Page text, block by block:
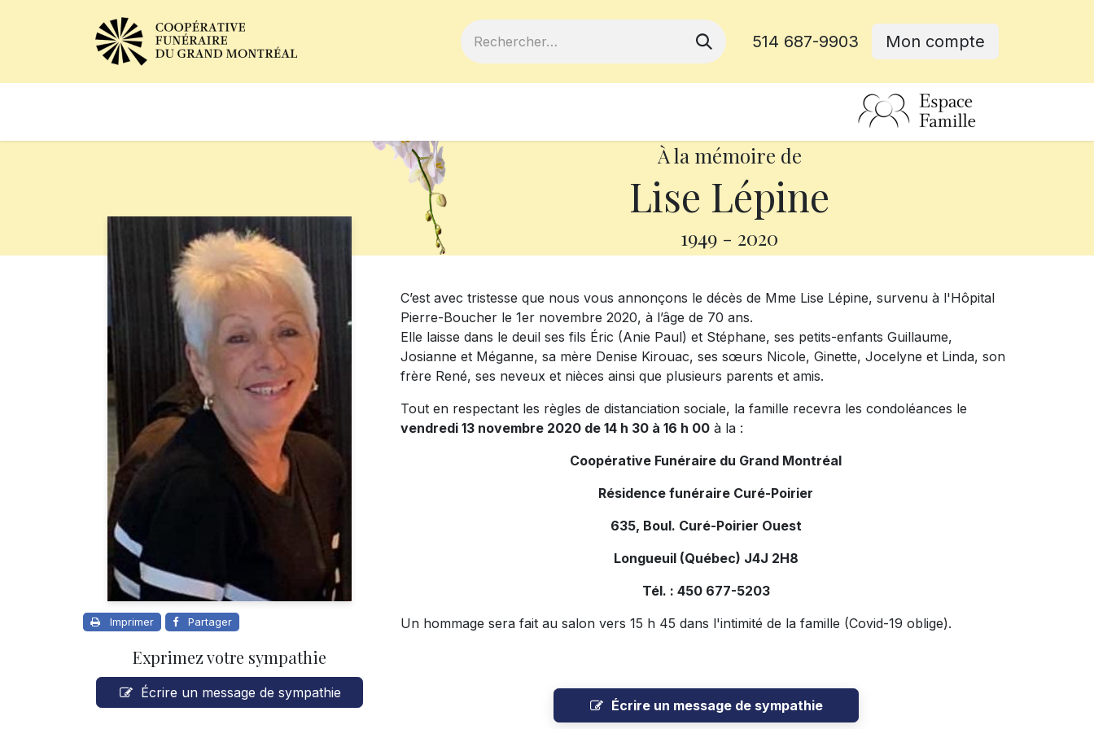
514 687-9903 Mon compte
À la mémoire de
Lise Lépine
1949 - 2020
Imprimer Partager
Exprimez votre sympathie
Écrire un message de sympathie
C’est avec tristesse que nous vous annonçons le décès de Mme Lise Lépine, survenu à l'Hôpital
Pierre-Boucher le 1er novembre 2020, à l’âge de 70 ans.
Elle laisse dans le deuil ses fils Éric (Anie Paul) et Stéphane, ses petits-enfants Guillaume,
Josianne et Méganne, sa mère Denise Kirouac, ses sœurs Nicole, Ginette, Jocelyne et Linda, son
frère René, ses neveux et nièces ainsi que plusieurs parents et amis.
Tout en respectant les règles de distanciation sociale, la famille recevra les condoléances le
vendredi 13 novembre 2020 de 14 h 30 à 16 h 00 à la :
Coopérative Funéraire du Grand Montréal
Résidence funéraire Curé-Poirier
635, Boul. Curé-Poirier Ouest
Longueuil (Québec) J4J 2H8
Tél. : 450 677-5203
Un hommage sera fait au salon vers 15 h 45 dans l'intimité de la famille (Covid-19 oblige).
Écrire un message de sympathie